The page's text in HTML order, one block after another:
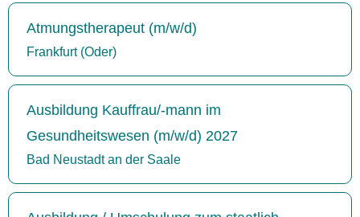
Atmungstherapeut (m/w/d)
Frankfurt (Oder)
Ausbildung Kauffrau/-mann im
Gesundheitswesen (m/w/d) 2027
Bad Neustadt an der Saale